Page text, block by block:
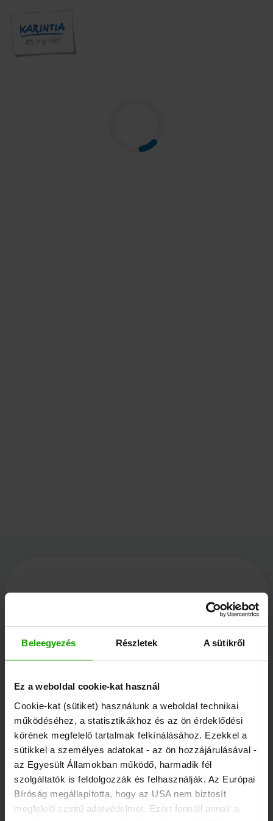
Beleegyezés Részletek A sütikről
Ez a weboldal cookie-kat használ
Cookie-kat (sütiket) használunk a weboldal technikai
működéséhez, a statisztikákhoz és az ön érdeklődési
körének megfelelő tartalmak felkínálásához. Ezekkel a
sütikkel a személyes adatokat - az ön hozzájárulásával -
az Egyesült Államokban működő, harmadik fél
szolgáltatók is feldolgozzák és felhasználják. Az Európai
Bíróság megállapította, hogy az USA nem biztosít
megfelelő szintű adatvédelmet. Ezért fennáll annak a
Völkermarkter Ring 21 - 23
9020 Klagenfurt
+43/463/3000
info@kaernten.at
Maradjon tájékozott!